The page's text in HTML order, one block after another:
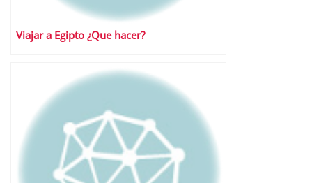
Viajar a Egipto ¿Que hacer?